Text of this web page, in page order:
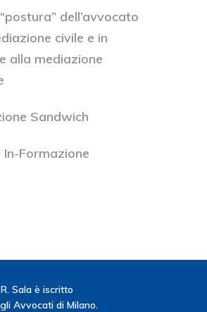
dell’avvocato
civile e in
alla mediazione
Sandwich
In-Formazione
R. Sala è iscritto
Avvocati di Milano.